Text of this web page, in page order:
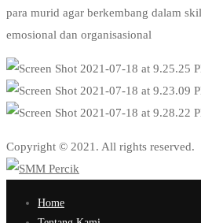
para murid agar berkembang dalam
emosional dan organisasional
Copyright © 2021. All rights reserved.
Home